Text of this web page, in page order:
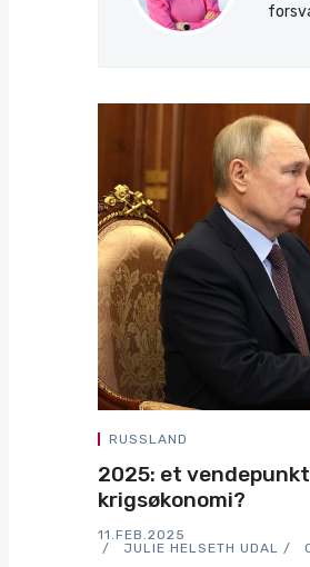
RUSSLAND
2025: et
krigsøkonomi?
11.FEB.2025
JULIE HELSETH UDAL